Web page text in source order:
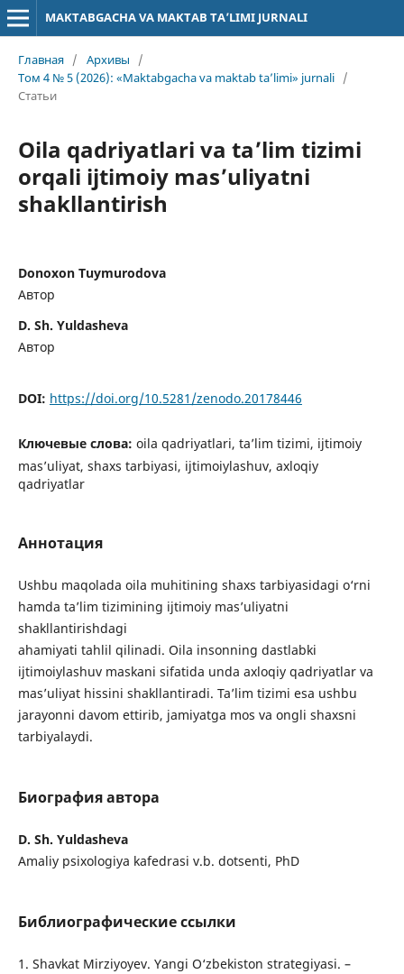
MAKTABGACHA VA MAKTAB TA’LIMI JURNALI
Главная / Архивы
/
Том 4 № 5 (2026): «Maktabgacha va maktab ta’limi» jurnali /
Статьи
Oila qadriyatlari va ta’lim tizimi
orqali ijtimoiy mas’uliyatni
shakllantirish
Donoxon Tuymurodova
Автор
D. Sh. Yuldasheva
Автор
DOI: https://doi.org/10.5281/zenodo.20178446
Ключевые слова: oila qadriyatlari, ta’lim tizimi, ijtimoiy
mas’uliyat, shaxs tarbiyasi, ijtimoiylashuv, axloqiy
qadriyatlar
Аннотация
Ushbu maqolada oila muhitining shaxs tarbiyasidagi o‘rni
hamda ta’lim tizimining ijtimoiy mas’uliyatni
shakllantirishdagi
ahamiyati tahlil qilinadi. Oila insonning dastlabki
ijtimoiylashuv maskani sifatida unda axloqiy qadriyatlar va
mas’uliyat hissini shakllantiradi. Ta’lim tizimi esa ushbu
jarayonni davom ettirib, jamiyatga mos va ongli shaxsni
tarbiyalaydi.
Биография автора
D. Sh. Yuldasheva
Amaliy psixologiya kafedrasi v.b. dotsenti, PhD
Библиографические ссылки
1. Shavkat Mirziyoyev. Yangi O‘zbekiston strategiyasi. –